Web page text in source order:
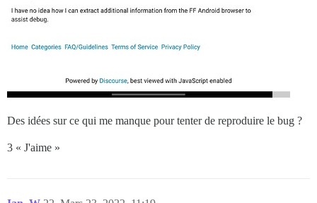
Des idées sur ce qui me manque pour tenter de reproduire le bug ?
3 « J'aime »